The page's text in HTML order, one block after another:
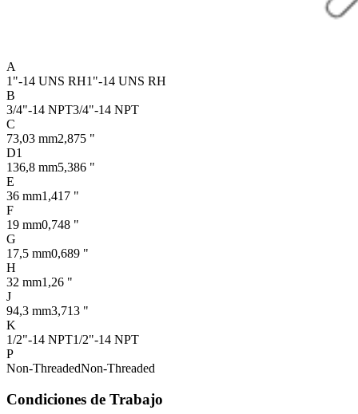
A
1"-14 UNS RH1"-14 UNS RH
B
3/4"-14 NPT3/4"-14 NPT
C
73,03 mm2,875 "
D1
136,8 mm5,386 "
E
36 mm1,417 "
F
19 mm0,748 "
G
17,5 mm0,689 "
H
32 mm1,26 "
J
94,3 mm3,713 "
K
1/2"-14 NPT1/2"-14 NPT
P
Non-ThreadedNon-Threaded
Condiciones de Trabajo